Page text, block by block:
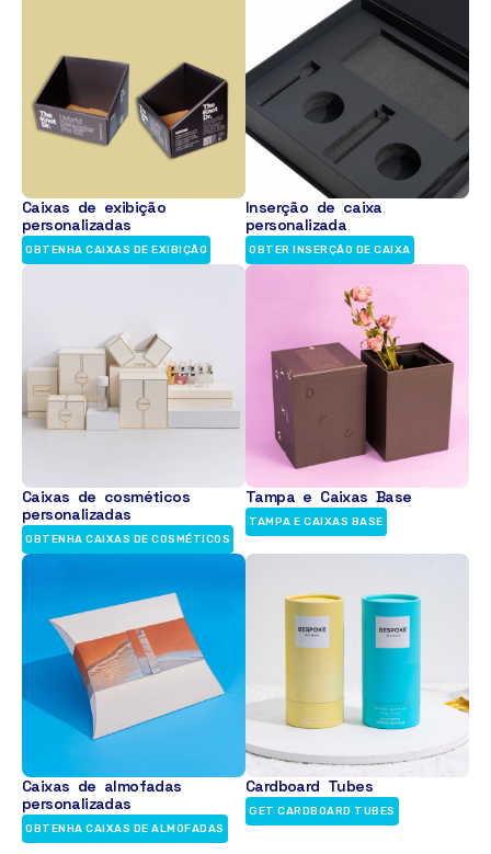
Caixas de exibição
personalizadas
OBTENHA CAIXAS DE EXIBIÇÃO
Inserção de caixa
personalizada
OBTER INSERÇÃO DE CAIXA
Caixas de cosméticos
personalizadas
OBTENHA CAIXAS DE COSMÉTICOS
Tampa e Caixas Base
TAMPA E CAIXAS BASE
Caixas de almofadas
personalizadas
OBTENHA CAIXAS DE ALMOFADAS
Cardboard Tubes
GET CARDBOARD TUBES